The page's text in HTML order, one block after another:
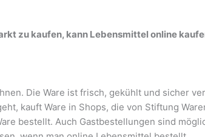
zu kaufen, kann Lebensmittel online
Die Ware ist frisch, gekühlt und sicher
kauft Ware in Shops, die von Stiftung
bestellt. Auch Gastbestellungen sind